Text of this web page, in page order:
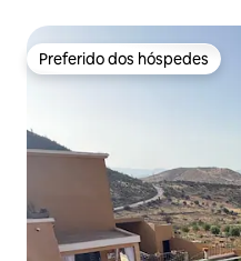
Preferido dos hóspedes
Preferido dos hóspedes